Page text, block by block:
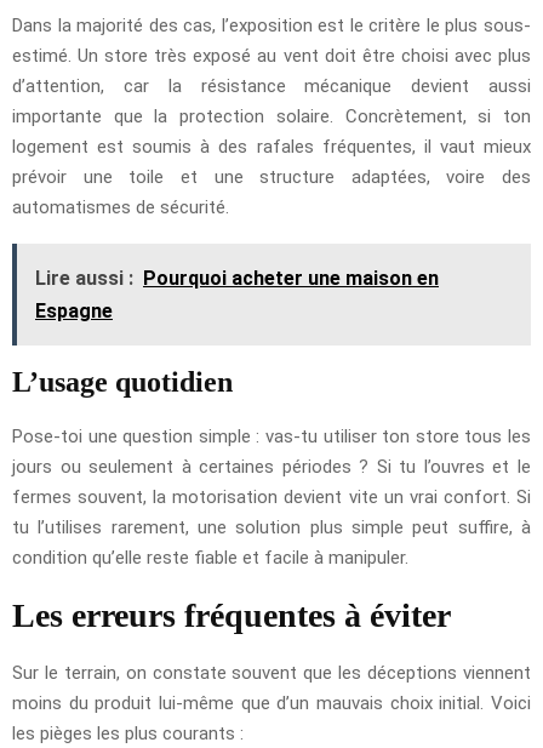
Dans la majorité des cas, l’exposition est le critère le plus sous-
estimé. Un store très exposé au vent doit être choisi avec plus
d’attention, car la résistance mécanique devient aussi
importante que la protection solaire. Concrètement, si ton
logement est soumis à des rafales fréquentes, il vaut mieux
prévoir une toile et une structure adaptées, voire des
automatismes de sécurité.
Lire aussi : Pourquoi acheter une maison en
Espagne
L’usage quotidien
Pose-toi une question simple : vas-tu utiliser ton store tous les
jours ou seulement à certaines périodes ? Si tu l’ouvres et le
fermes souvent, la motorisation devient vite un vrai confort. Si
tu l’utilises rarement, une solution plus simple peut suffire, à
condition qu’elle reste fiable et facile à manipuler.
Les erreurs fréquentes à éviter
Sur le terrain, on constate souvent que les déceptions viennent
moins du produit lui-même que d’un mauvais choix initial. Voici
les pièges les plus courants :